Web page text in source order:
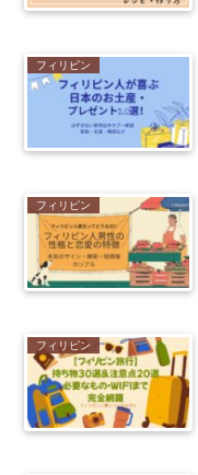
フィリピン
フィリピン
フィリピン